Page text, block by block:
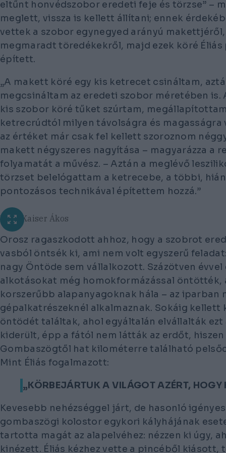
eltűnt honvédszobor eredeti feje és törzse” –
meglett, vissza is kellett állítani; ennek
vettek a szobor egynegyed arányú
megmaradt töredékekről, majd ezek köré
épített.
„A makett köré egy kis ketrecet csináltam,
megcsináltam az eredeti szobor méretében is.
kis szobor köré tűket szúrtam,
ketrecrúdtól milyen távolságra és magasságra
az értéket már csak fel kellett szoroznom
makett négyszeres nagyítása – magyarázza a
folyamatát a művész. – Aztán a meglévő
törzset belelógattam a ketrecebe, a többi,
pontozásos technikával építettem hozzá.”
Fotó: Kaiser Ákos
Orosz ragaszkodott ahhoz, hogy a szobrot
vasból öntsék ki, ami nem volt egyszerű
nagy Öntöde sem vállalkozott. Százötven évvel
alkotásokat még homokformázással öntötték,
korszerűbb alapanyagoknak hála – az iparban
gépalkatrészeknél alkalmaznak. Sokáig kellett
öntödét találtak, ahol egyáltalán elvállalták ezt
kiderült, épp a fától nem látták az erdőt, hiszen
Gombaszögtől hat kilométerre található
Mint Éliás fogalmazott:
„KÖRBEJÁRTUK A VILÁGOT AZÉRT,
Kevesebb nehézséggel járt, de hasonló
gombaszögi kolostor egykori kályhájának
tartotta magát az alapelvéhez: nézzen ki úgy,
kinézett. Éliás kézhez vette a pincéből kiásott,